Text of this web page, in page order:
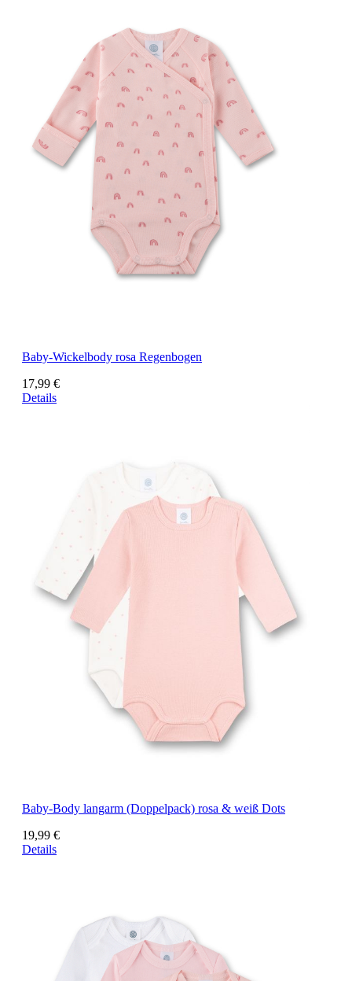
Baby-Wickelbody rosa Regenbogen
17,99 €
Details
Baby-Body langarm (Doppelpack) rosa & weiß Dots
19,99 €
Details